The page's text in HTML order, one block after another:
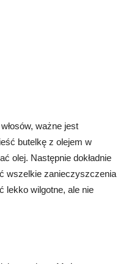
ważne jest
butelkę z olejem w
olej. Następnie dokładnie
wszelkie zanieczyszczenia
lekko wilgotne, ale nie